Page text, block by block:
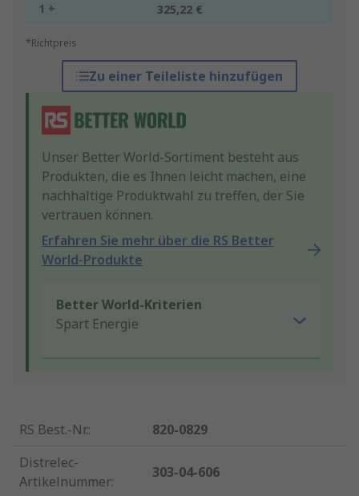
1 + 325,22 €
*Richtpreis
Zu einer Teileliste hinzufügen
Unser Better World-Sortiment besteht aus
Produkten, die es Ihnen leicht machen, eine
nachhaltige Produktwahl zu treffen, der Sie
vertrauen können.
Erfahren Sie mehr über die RS Better
World-Produkte
Better World-Kriterien
Spart Energie
RS Best.-Nr.:
820-0829
Distrelec-
Artikelnummer:
303-04-606